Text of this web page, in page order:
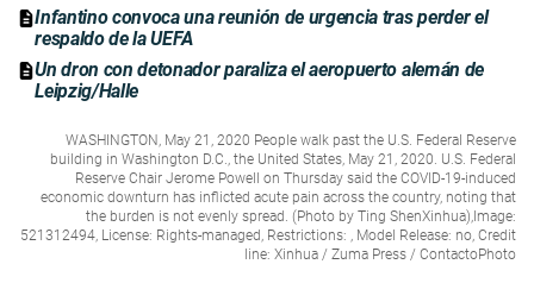
Infantino convoca una reunión de urgencia tras perder el
respaldo de la UEFA
Un dron con detonador paraliza el aeropuerto alemán de
Leipzig/Halle
WASHINGTON, May 21, 2020 People walk past the U.S. Federal Reserve
building in Washington D.C., the United States, May 21, 2020. U.S. Federal
Reserve Chair Jerome Powell on Thursday said the COVID-19-induced
economic downturn has inflicted acute pain across the country, noting that
the burden is not evenly spread. (Photo by Ting ShenXinhua),Image:
521312494, License: Rights-managed, Restrictions: , Model Release: no, Credit
line: Xinhua / Zuma Press / ContactoPhoto